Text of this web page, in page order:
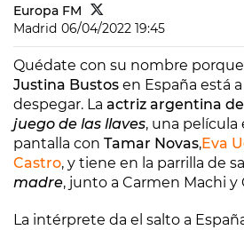
Europa FM
Madrid 06/04/2022 19:45
Quédate con su nombre porque
Justina Bustos en España está
despegar. La actriz argentina de
juego de las llaves, una
pantalla con Tamar Novas,Eva
Castro, y tiene en la parrilla de
madre, junto a Carmen Machi y
La intérprete da el salto a